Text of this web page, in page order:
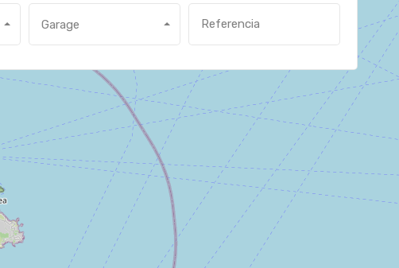
Garage